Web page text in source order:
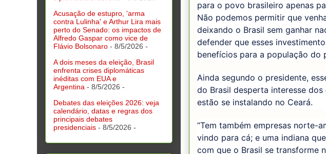
para o povo brasileiro apenas
Não podemos permitir que
deixando o Brasil sem ganhar
defender que esses
benefícios para a população do
Ainda segundo o presidente,
do Brasil desperta interesse dos
estão se instalando no Ceará.
“Tem também empresas norte-
vindo para cá; e uma indiana
com que o Brasil se transforme
Acusação de estupro, 'arma
contra Lulinha' e Arthur Lira mais
perto do Senado: os impactos de
Alfredo Gaspar como vice de
Flávio Bolsonaro - 8/5/2026 -
A dois meses da eleição, Brasil
enfrenta crises diplomáticas
inéditas com EUA e
Argentina - 8/5/2026 -
Debates das eleições 2026: veja
calendário, datas e regras dos
principais debates
presidenciais - 8/5/2026 -